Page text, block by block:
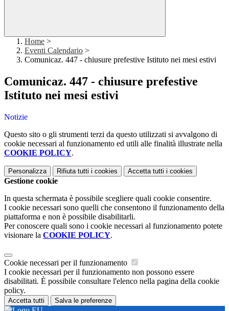
Home >
Eventi Calendario >
Comunicaz. 447 - chiusure prefestive Istituto nei mesi estivi
Comunicaz. 447 - chiusure prefestive
Istituto nei mesi estivi
Notizie
Questo sito o gli strumenti terzi da questo utilizzati si avvalgono di
cookie necessari al funzionamento ed utili alle finalità illustrate nella
COOKIE POLICY.
Personalizza Rifiuta tutti i cookies Accetta tutti i cookies
Gestione cookie
In questa schermata è possibile scegliere quali cookie consentire.
I cookie necessari sono quelli che consentono il funzionamento della
piattaforma e non è possibile disabilitarli.
Per conoscere quali sono i cookie necessari al funzionamento potete
visionare la COOKIE POLICY.
Cookie necessari per il funzionamento
I cookie necessari per il funzionamento non possono essere
disabilitati. È possibile consultare l'elenco nella pagina della cookie
policy.
Accetta tutti Salva le preferenze